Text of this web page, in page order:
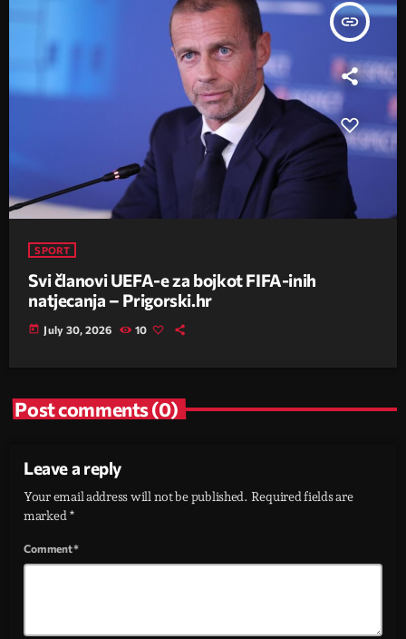
insert_link
SPORT
Svi članovi UEFA-e za bojkot FIFA-inih
natjecanja – Prigorski.hr
today July 30, 2026 10
Post comments (0)
Leave a reply
Your email address will not be published. Required fields are
marked *
Comment*